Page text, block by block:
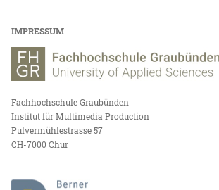
IMPRESSUM
Fachhochschule Graubünden
Institut für Multimedia Production
Pulvermühlestrasse 57
CH-7000 Chur